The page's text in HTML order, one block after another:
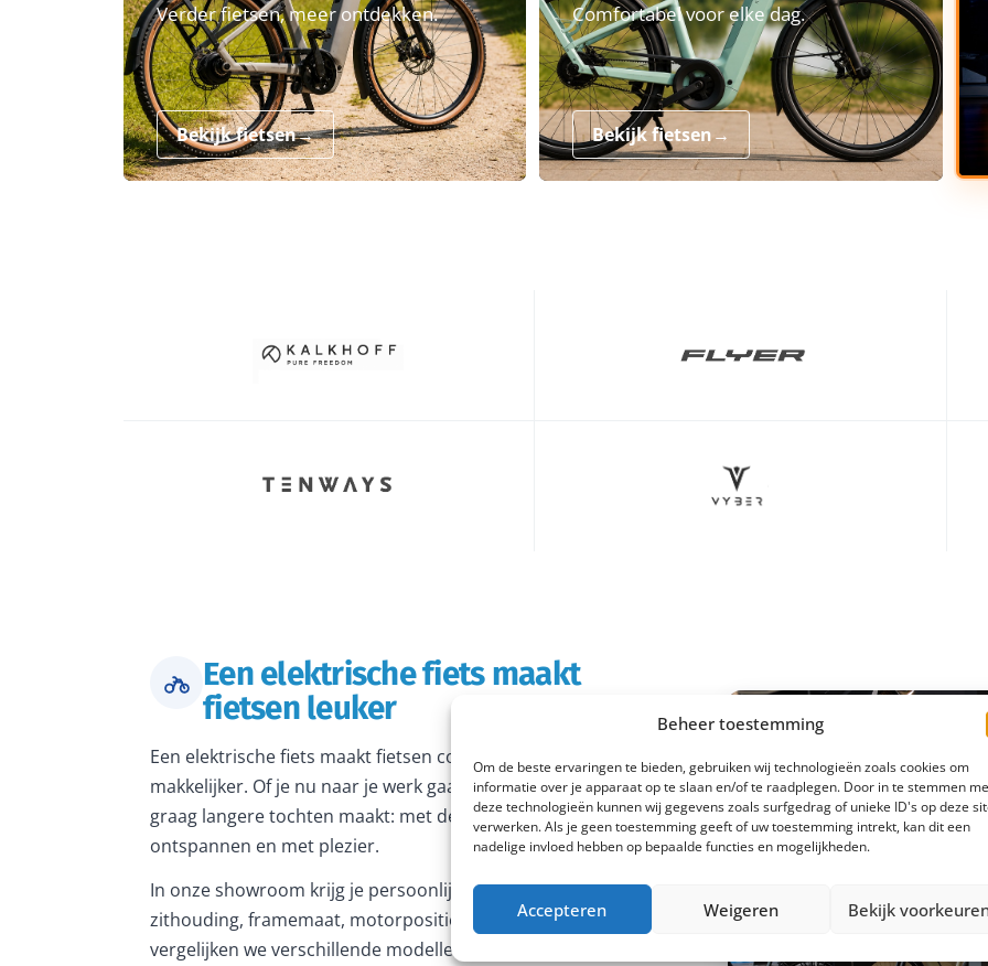
Beheer toestemming
Om de beste ervaringen te bieden, gebruiken wij technologieën zoals cookies om
informatie over je apparaat op te slaan en/of te raadplegen. Door in te stemmen
deze technologieën kunnen wij gegevens zoals surfgedrag of unieke ID's op deze
verwerken. Als je geen toestemming geeft of uw toestemming intrekt, kan dit een
nadelige invloed hebben op bepaalde functies en mogelijkheden.
Accepteren Weigeren Bekijk
Verder fietsen, meer ontdekken.
Bekijk fietsen→
Comfortabel voor elke dag.
Bekijk fietsen→
Een elektrische fiets maakt
fietsen leuker
Een elektrische fiets maakt fietsen comfortabeler en
makkelijker. Of je nu naar je werk gaat, boodschappen doet of
graag langere tochten maakt: met de juiste e-bike rijd je
ontspannen en met plezier.
In onze showroom krijg je persoonlijk advies over onder meer
zithouding, framemaat, motorpositie en actieradius. Samen
vergelijken we verschillende modellen, zodat je een e-bike